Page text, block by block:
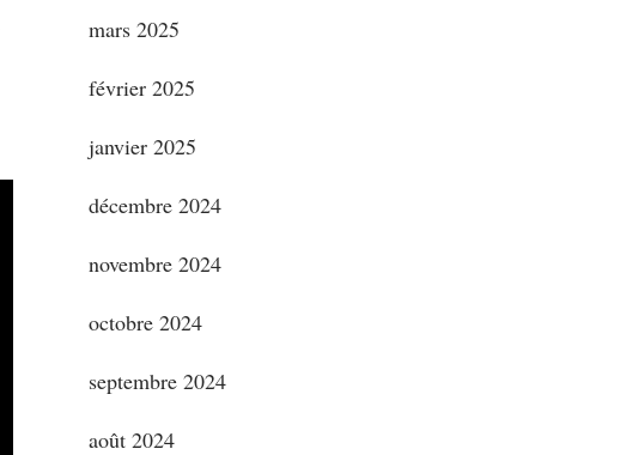
mars 2025
février 2025
janvier 2025
décembre 2024
novembre 2024
octobre 2024
septembre 2024
août 2024